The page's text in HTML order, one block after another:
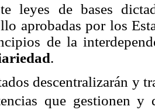
leyes de bases
aprobadas por los
de la
.
descentralizarán y
que gestionen y